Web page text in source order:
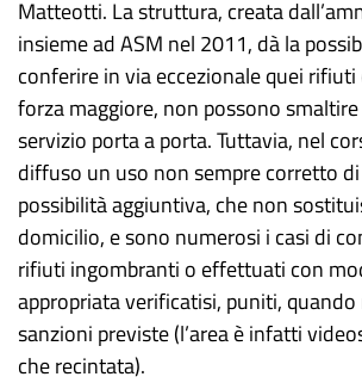
Matteotti. La struttura, creata
insieme ad ASM nel 2011, dà la
conferire in via eccezionale quei rifiuti
forza maggiore, non possono
servizio porta a porta. Tuttavia, nel
diffuso un uso non sempre corretto
possibilità aggiuntiva, che non
domicilio, e sono numerosi i casi di
rifiuti ingombranti o effettuati con
appropriata verificatisi, puniti,
sanzioni previste (l’area è infatti
che recintata).